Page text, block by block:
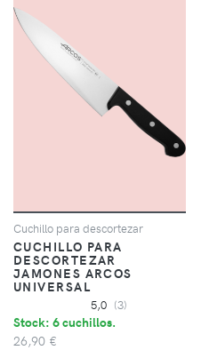
Cuchillo para descortezar
CUCHILLO PARA
DESCORTEZAR
JAMONES ARCOS
UNIVERSAL
5,0 (3)
Stock: 6 cuchillos.
26,90 €